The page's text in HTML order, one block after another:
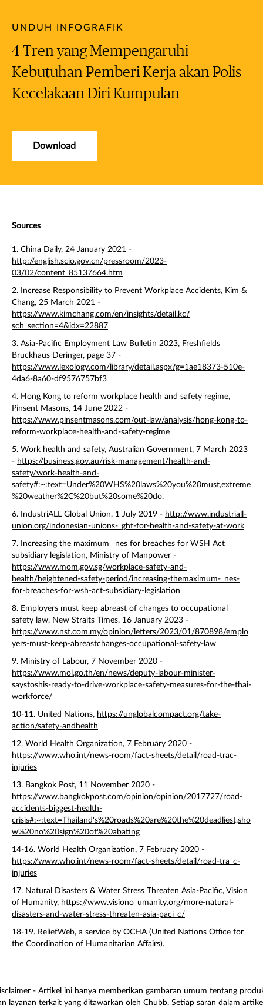
UNDUH INFOGRAFIK
4 Tren yang Mempengaruhi
Kebutuhan Pemberi Kerja akan Polis
Kecelakaan Diri Kumpulan
Download
Sources
1. China Daily, 24 January 2021 -
http://english.scio.gov.cn/pressroom/2023-
03/02/content_85137664.htm
2. Increase Responsibility to Prevent Workplace Accidents, Kim &
Chang, 25 March 2021 -
https://www.kimchang.com/en/insights/detail.kc?
sch_section=4&idx=22887
3. Asia-Pacific Employment Law Bulletin 2023, Freshfields
Bruckhaus Deringer, page 37 -
https://www.lexology.com/library/detail.aspx?g=1ae18373-510e-
4da6-8a60-df9576757bf3
4. Hong Kong to reform workplace health and safety regime,
Pinsent Masons, 14 June 2022 -
https://www.pinsentmasons.com/out-law/analysis/hong-kong-to-
reform-workplace-health-and-safety-regime
5. Work health and safety, Australian Government, 7 March 2023
- https://business.gov.au/risk-management/health-and-
safety/work-health-and-
safety#:~:text=Under%20WHS%20laws%20you%20must,extreme
%20weather%2C%20but%20some%20do.
6. IndustriALL Global Union, 1 July 2019 - http://www.industriall-
union.org/indonesian-unions-_ght-for-health-and-safety-at-work
7. Increasing the maximum _nes for breaches for WSH Act
subsidiary legislation, Ministry of Manpower -
https://www.mom.gov.sg/workplace-safety-and-
health/heightened-safety-period/increasing-themaximum-_nes-
for-breaches-for-wsh-act-subsidiary-legislation
8. Employers must keep abreast of changes to occupational
safety law, New Straits Times, 16 January 2023 -
https://www.nst.com.my/opinion/letters/2023/01/870898/emplo
yers-must-keep-abreastchanges-occupational-safety-law
9. Ministry of Labour, 7 November 2020 -
https://www.mol.go.th/en/news/deputy-labour-minister-
saystoshis-ready-to-drive-workplace-safety-measures-for-the-thai-
workforce/
10-11. United Nations, https://unglobalcompact.org/take-
action/safety-andhealth
12. World Health Organization, 7 February 2020 -
https://www.who.int/news-room/fact-sheets/detail/road-trac-
injuries
13. Bangkok Post, 11 November 2020 -
https://www.bangkokpost.com/opinion/opinion/2017727/road-
accidents-biggest-health-
crisis#:~:text=Thailand's%20roads%20are%20the%20deadliest,sho
w%20no%20sign%20of%20abating
14-16. World Health Organization, 7 February 2020 -
https://www.who.int/news-room/fact-sheets/detail/road-tra_c-
injuries
17. Natural Disasters & Water Stress Threaten Asia-Pacific, Vision
of Humanity, https://www.visiono_umanity.org/more-natural-
disasters-and-water-stress-threaten-asia-paci_c/
18-19. ReliefWeb, a service by OCHA (United Nations Office for
the Coordination of Humanitarian Affairs).
- Artikel ini hanya memberikan gambaran umum tentang
layanan terkait yang ditawarkan oleh Chubb. Setiap saran dalam